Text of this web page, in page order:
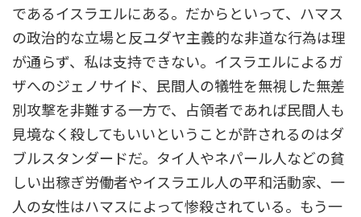
であるイスラエルにある。だからといって、ハマス
の政治的な立場と反ユダヤ主義的な非道な行為は理
が通らず、私は支持できない。イスラエルによるガ
ザへのジェノサイド、民間人の犠牲を無視した無差
別攻撃を非難する一方で、占領者であれば民間人も
見境なく殺してもいいということが許されるのはダ
ブルスタンダードだ。タイ人やネパール人などの貧
しい出稼ぎ労働者やイスラエル人の平和活動家、一
人の女性はハマスによって惨殺されている。もう一